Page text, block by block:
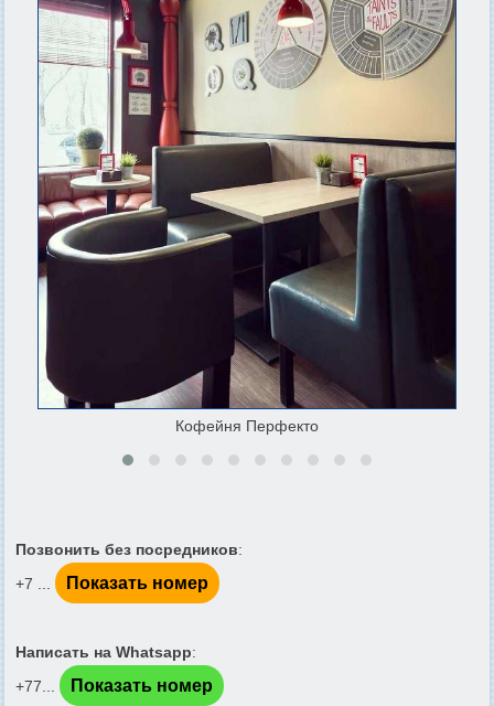
Кофейня Перфекто
Позвонить без посредников:
+7 ...
Показать номер
Написать на Whatsapp:
+77...
Показать номер